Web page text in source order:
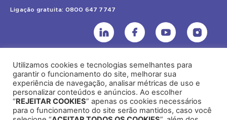
Ligação gratuita: 0800 647 7747
UHE Jirau
Rodovia BR-364, KM 824 S/Nº - Distrito de Jaci Paraná – Porto Velho
(RO) – CEP: 76840-000 – Telefone: (69) 2182.8600
Utilizamos cookies e tecnologias semelhantes para
garantir o funcionamento do site, melhorar sua
experiência de navegação, analisar métricas de uso e
personalizar conteúdos e anúncios. Ao escolher
“REJEITAR COOKIES” apenas os cookies necessários
para o funcionamento do site serão mantidos, caso você